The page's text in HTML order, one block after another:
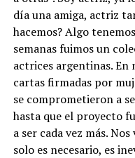
día una amiga, actriz
hacemos? Algo
semanas fuimos un
actrices argentinas. En
cartas firmadas por
se comprometieron a
hasta que el proyecto
a ser cada vez más.
solo es necesario, es